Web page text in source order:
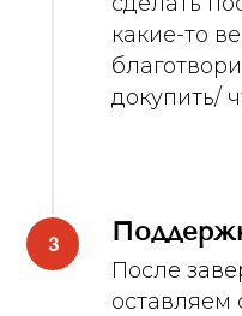
какие-то
докупить/
После
оставляем